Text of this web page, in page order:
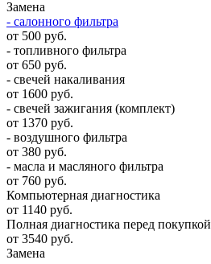
Замена
- салонного фильтра
от 500 руб.
- топливного фильтра
от 650 руб.
- свечей накаливания
от 1600 руб.
- свечей зажигания (комплект)
от 1370 руб.
- воздушного фильтра
от 380 руб.
- масла и масляного фильтра
от 760 руб.
Компьютерная диагностика
от 1140 руб.
Полная диагностика перед покупкой
от 3540 руб.
Замена